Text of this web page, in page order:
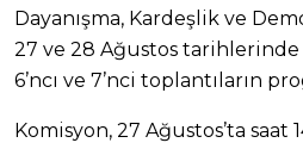
Dayanışma, Kardeşlik ve
27 ve 28 Ağustos
6’ncı ve 7’nci toplantıların
Komisyon, 27 Ağustos’ta saat